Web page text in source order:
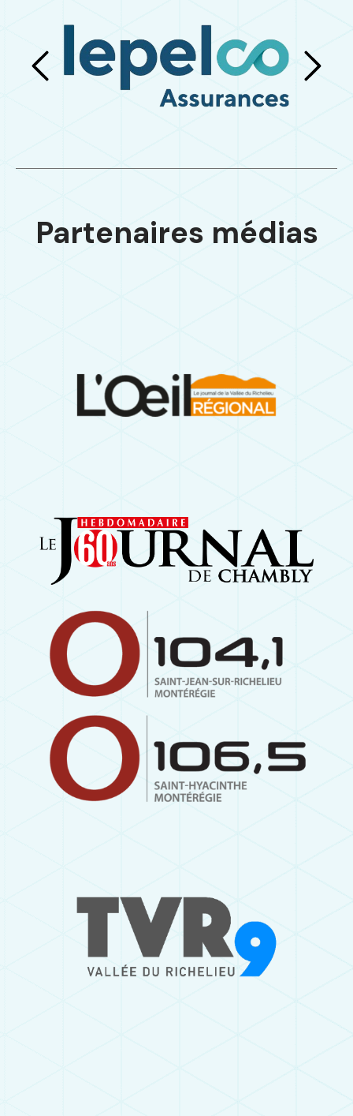
Partenaires médias